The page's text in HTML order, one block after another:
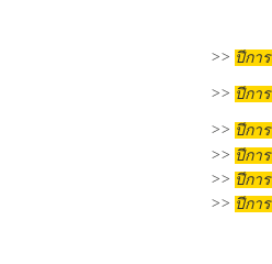
>> ปีกา
>> ปีกา
>> ปีกา
>> ปีกา
>> ปีกา
>> ปีกา